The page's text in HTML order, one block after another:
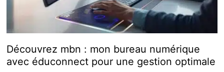
Découvrez mbn : mon bureau numérique
avec éduconnect pour une gestion optimale